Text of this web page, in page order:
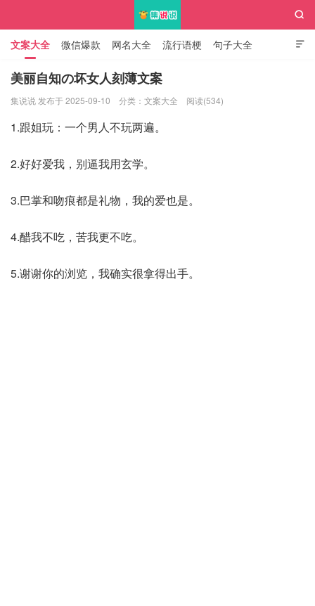

文案大全 微信爆款 网名大全 流行语梗 句子大全
知识大全

美丽自知の坏女人刻薄文案
集说说 发布于 2025-09-10 分类： 文案大全 阅读(534)
1.跟姐玩：一个男人不玩两遍。
2.好好爱我，别逼我用玄学。
3.巴掌和吻痕都是礼物，我的爱也是。
4.醋我不吃，苦我更不吃。
5.谢谢你的浏览，我确实很拿得出手。